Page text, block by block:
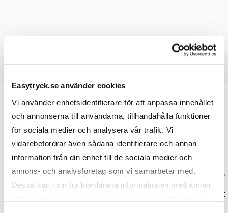
Easytryck.se använder cookies
Vi använder enhetsidentifierare för att anpassa innehållet
och annonserna till användarna, tillhandahålla funktioner
för sociala medier och analysera vår trafik. Vi
vidarebefordrar även sådana identifierare och annan
information från din enhet till de sociala medier och
annons- och analysföretag som vi samarbetar med.
Dessa kan i sin tur kombinera informationen med annan
Prislista
Antal 50 100 250 500